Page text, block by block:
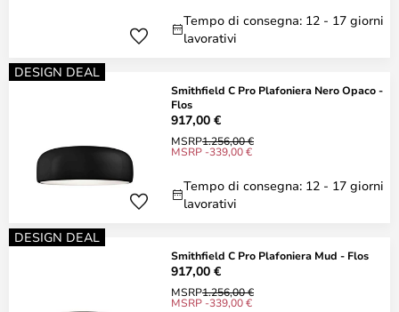
Tempo di consegna: 12 - 17 giorni
lavorativi
DESIGN DEAL
Smithfield C Pro Plafoniera Nero Opaco -
Flos
917,00 €
MSRP1.256,00 €
MSRP -339,00 €
Tempo di consegna: 12 - 17 giorni
lavorativi
DESIGN DEAL
Smithfield C Pro Plafoniera Mud - Flos
917,00 €
MSRP1.256,00 €
MSRP -339,00 €